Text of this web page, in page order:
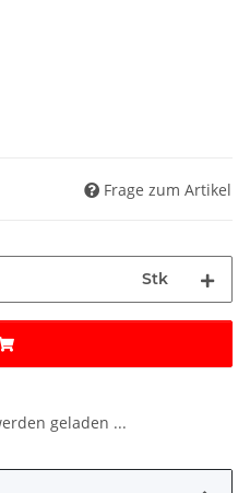
Frage zum Artikel
Stk
geladen ...